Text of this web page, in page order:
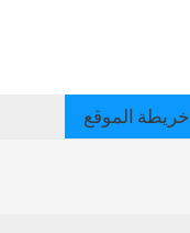
خريطة الموقع